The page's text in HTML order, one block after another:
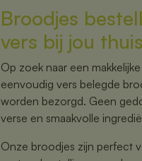
Broodjes
vers bij jou
Op zoek naar een
eenvoudig vers belegde
worden bezorgd. Geen
verse en smaakvolle
Onze broodjes zijn perfect